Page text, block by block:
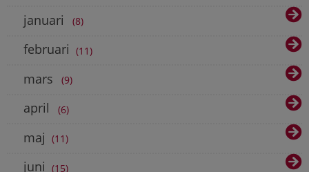
januari 8
februari 11
mars 9
april 6
maj 11
juni 15